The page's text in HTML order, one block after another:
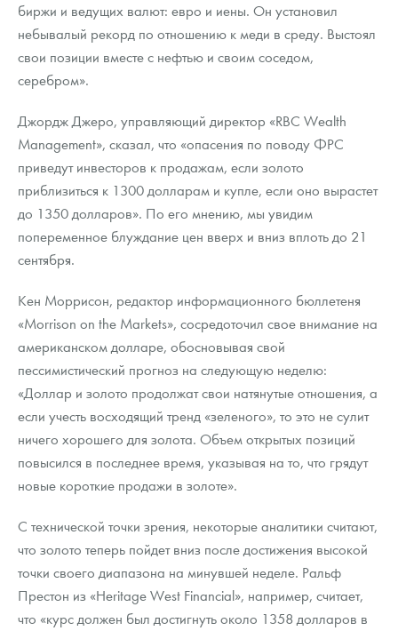
биржи и ведущих валют: евро и иены. Он установил
небывалый рекорд по отношению к меди в среду. Выстоял
свои позиции вместе с нефтью и своим соседом,
серебром».
Джордж Джеро, управляющий директор «RBC Wealth
Management», сказал, что «опасения по поводу ФРС
приведут инвесторов к продажам, если золото
приблизиться к 1300 долларам и купле, если оно вырастет
до 1350 долларов». По его мнению, мы увидим
попеременное блуждание цен вверх и вниз вплоть до 21
сентября.
Кен Моррисон, редактор информационного бюллетеня
«Morrison on the Markets», сосредоточил свое внимание на
американском долларе, обосновывая свой
пессимистический прогноз на следующую неделю:
«Доллар и золото продолжат свои натянутые отношения, а
если учесть восходящий тренд «зеленого», то это не сулит
ничего хорошего для золота. Объем открытых позиций
повысился в последнее время, указывая на то, что грядут
новые короткие продажи в золоте».
С технической точки зрения, некоторые аналитики считают,
что золото теперь пойдет вниз после достижения высокой
точки своего диапазона на минувшей неделе. Ральф
Престон из «Heritage West Financial», например, считает,
что «курс должен был достигнуть около 1358 долларов в